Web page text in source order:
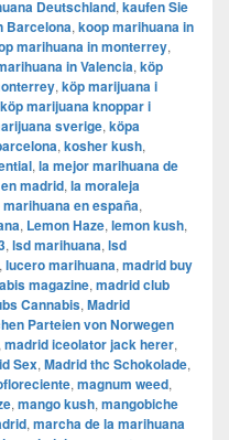
Deutschland, kaufen Sie
Barcelona, koop marihuana in
marihuana in monterrey,
in Valencia, köp
, köp marijuana i
köp marijuana knoppar i
sverige, köpa
, kosher kush,
, la mejor marihuana de
madrid, la moraleja
en españa,
, Lemon Haze, lemon kush,
, lsd marihuana, lsd
, lucero marihuana, madrid buy
magazine, madrid club
Cannabis, Madrid
Parteien von Norwegen
madrid iceolator jack herer,
Sex, Madrid thc Schokolade,
, magnum weed,
, mango kush, mangobiche
, marcha de la marihuana